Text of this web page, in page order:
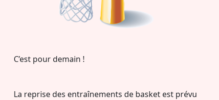
C’est pour demain !
La reprise des entraînements de basket est prévu